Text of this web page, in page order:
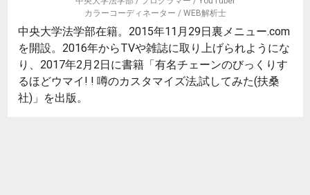
カラーコーディネーター / WEB解析士
中央大学法学部在籍。2015年11月29日裏メニュー.com
を開設。2016年からTVや雑誌に取り上げられようにな
り、2017年2月2日に書籍「有名チェーンのびっくりす
るほどウマイ! ! 噂のカスタマイズ法,試してみた(扶桑
社)」を出版。